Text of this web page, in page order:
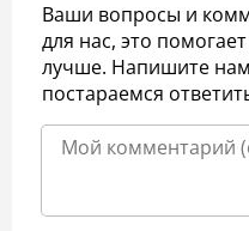
Ваши вопросы и
для нас, это
лучше. Напишите
постараемся